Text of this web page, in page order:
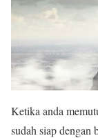
Ketika anda
sudah siap dengan